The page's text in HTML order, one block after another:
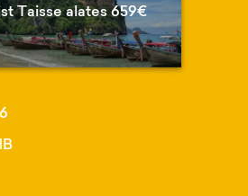
Taisse alates 659€